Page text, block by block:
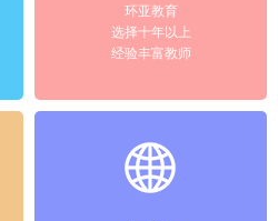
环亚教育
选择十年以上
经验丰富教师